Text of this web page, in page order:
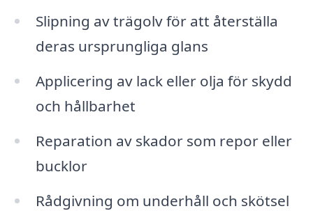
Slipning av trägolv för att återställa
deras ursprungliga glans
Applicering av lack eller olja för skydd
och hållbarhet
Reparation av skador som repor eller
bucklor
Rådgivning om underhåll och skötsel